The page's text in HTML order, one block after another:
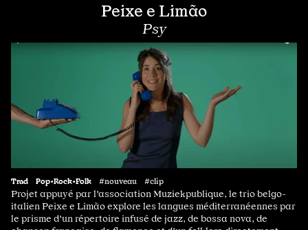
Peixe e Limão
Psy
Trad Pop•Rock•Folk #nouveau #clip
Projet appuyé par l'association Muziekpublique, le trio belgo-
italien Peixe e Limão explore les langues méditerranéennes par
le prisme d'un répertoire infusé de jazz, de bossa nova, de